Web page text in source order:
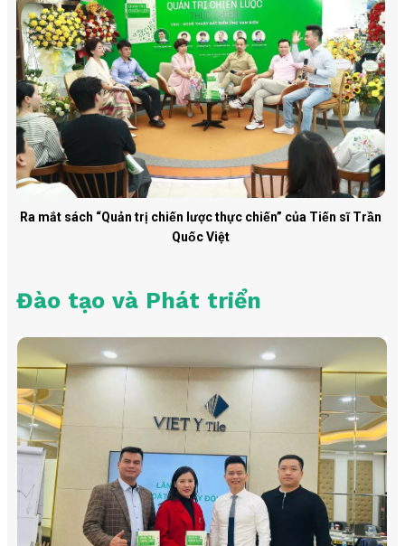
Đào tạo và Phát triển
Ra mắt sách “Quản trị chiến lược thực chiến” của Tiến sĩ Trần
Quốc Việt